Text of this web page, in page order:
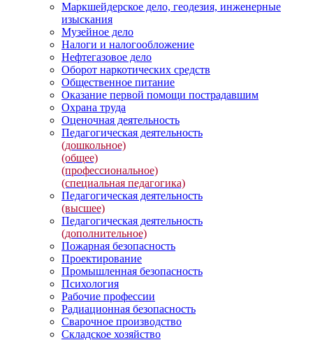
Маркшейдерское дело, геодезия, инженерные
изыскания
Музейное дело
Налоги и налогообложение
Нефтегазовое дело
Оборот наркотических средств
Общественное питание
Оказание первой помощи пострадавшим
Охрана труда
Оценочная деятельность
Педагогическая деятельность
(дошкольное)
(общее)
(профессиональное)
(специальная педагогика)
Педагогическая деятельность
(высшее)
Педагогическая деятельность
(дополнительное)
Пожарная безопасность
Проектирование
Промышленная безопасность
Психология
Рабочие профессии
Радиационная безопасность
Сварочное производство
Складское хозяйство